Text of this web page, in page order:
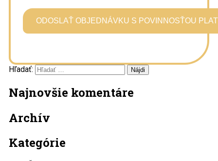
Hľadať:
Najnovšie komentáre
Archív
Kategórie